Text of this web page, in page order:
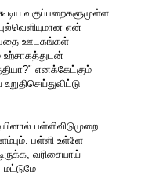
வகுப்பறைகளுமுள்ள
என்
ஊடகங்கள்
உற்சாகத்துடன்
எனக்கேட்கும்
பள்ளிவிடுமுறை
பள்ளி உள்ளே
வரிசையாய்